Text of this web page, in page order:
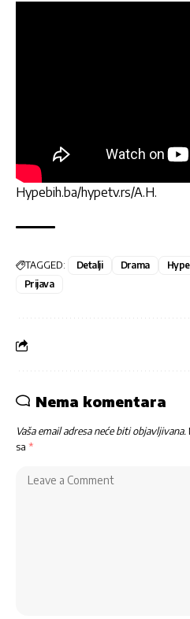
Hypebih.ba/hypetv.rs/A.H.
TAGGED: Detalji Drama
Prijava
Nema komentara
Vaša email adresa neće biti objavljivana.
sa *